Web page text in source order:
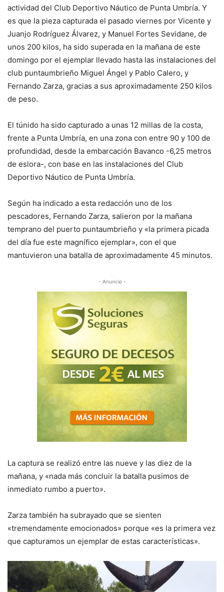
actividad del Club Deportivo Náutico de Punta Umbría. Y
es que la pieza capturada el pasado viernes por Vicente y
Juanjo Rodríguez Álvarez, y Manuel Fortes Sevidane, de
unos 200 kilos, ha sido superada en la mañana de este
domingo por el ejemplar llevado hasta las instalaciones del
club puntaumbrieño Miguel Ángel y Pablo Calero, y
Fernando Zarza, gracias a sus aproximadamente 250 kilos
de peso.
El túnido ha sido capturado a unas 12 millas de la costa,
frente a Punta Umbría, en una zona con entre 90 y 100 de
profundidad, desde la embarcación Bavanco -6,25 metros
de eslora-, con base en las instalaciones del Club
Deportivo Náutico de Punta Umbría.
Según ha indicado a esta redacción uno de los
pescadores, Fernando Zarza, salieron por la mañana
temprano del puerto puntaumbrieño y «la primera picada
del día fue este magnífico ejemplar», con el que
mantuvieron una batalla de aproximadamente 45 minutos.
- Anuncio -
La captura se realizó entre las nueve y las diez de la
mañana, y «nada más concluir la batalla pusimos de
inmediato rumbo a puerto».
Zarza también ha subrayado que se sienten
«tremendamente emocionados» porque «es la primera vez
que capturamos un ejemplar de estas características».